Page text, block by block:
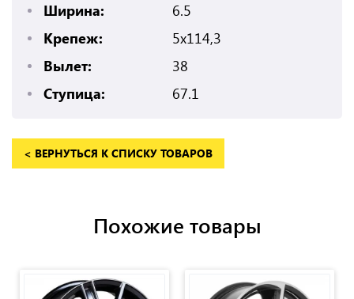
Ширина:
6.5
Крепеж:
5x114,3
Вылет:
38
Ступица:
67.1
< ВЕРНУТЬСЯ К СПИСКУ ТОВАРОВ
Похожие товары